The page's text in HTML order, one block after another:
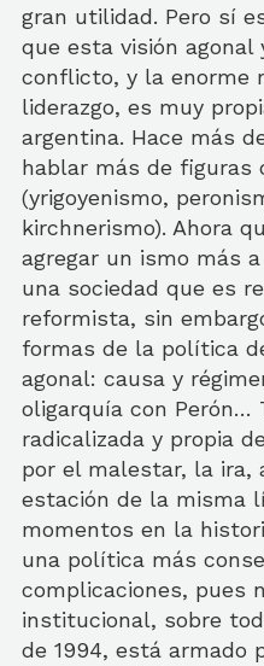
gran utilidad. Pero sí
que esta visión agonal
conflicto, y la enorme
liderazgo, es muy
argentina. Hace más
hablar más de figuras
(yrigoyenismo,
kirchnerismo). Ahora
agregar un ismo más
una sociedad que es
reformista, sin
formas de la política
agonal: causa y
oligarquía con Perón…
radicalizada y propia
por el malestar, la ira,
estación de la misma
momentos en la
una política más
complicaciones, pues
institucional, sobre
de 1994, está armado